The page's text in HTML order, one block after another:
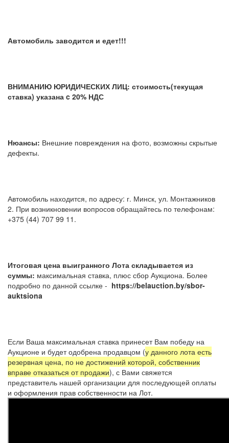
Автомобиль заводится и едет!!!
ВНИМАНИЮ ЮРИДИЧЕСКИХ ЛИЦ: стоимость(текущая
ставка) указана c 20% НДС
Нюансы: Внешние повреждения на фото, возможны скрытые
дефекты.
Автомобиль находится, по адресу: г. Минск, ул. Монтажников
2. При возникновении вопросов обращайтесь по телефонам:
+375 (44) 707 99 11.
Итоговая цена выигранного Лота складывается из
суммы: максимальная ставка, плюс сбор Аукциона. Более
подробно по данной ссылке - https://belauction.by/sbor-
auktsiona
Если Ваша максимальная ставка принесет Вам победу на
Аукционе и будет одобрена продавцом (у данного лота есть
резервная цена, по не достижений которой, собственник
вправе отказаться от продажи), с Вами свяжется
представитель нашей организации для последующей оплаты
и оформления прав собственности на Лот.